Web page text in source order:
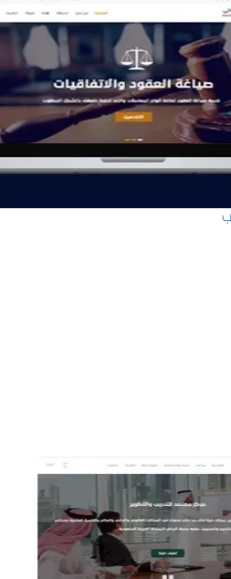
للمحاماة
التفاصيل
معتمد للتدريب